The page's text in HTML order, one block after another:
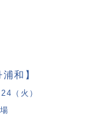
和】
（火）